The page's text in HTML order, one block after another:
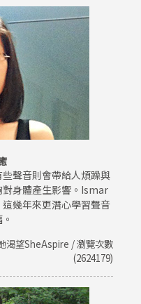
聲音則會帶給人煩躁與
對身體產生影響。Ismar
幾年來更潛心學習聲音
渴望SheAspire / 瀏覽次數
(2624179)